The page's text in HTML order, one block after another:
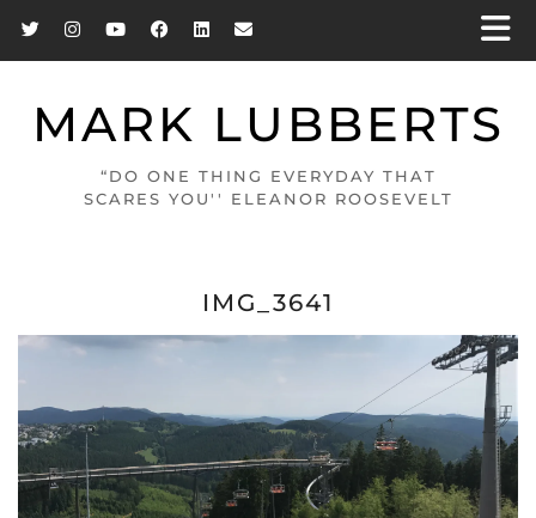
MARK LUBBERTS
“DO ONE THING EVERYDAY THAT
SCARES YOU'' ELEANOR ROOSEVELT
IMG_3641